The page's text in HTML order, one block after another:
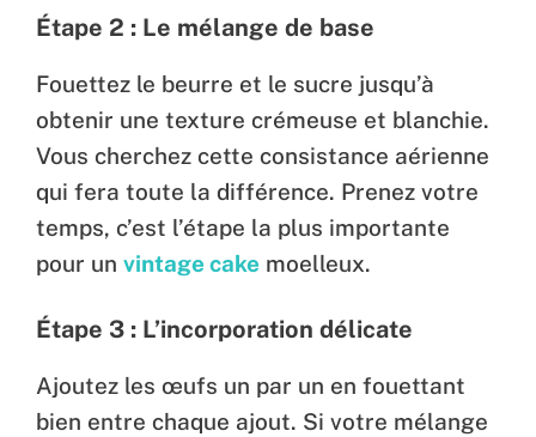
Étape 2 : Le mélange de base
Fouettez le beurre et le sucre jusqu’à
obtenir une texture crémeuse et blanchie.
Vous cherchez cette consistance aérienne
qui fera toute la différence. Prenez votre
temps, c’est l’étape la plus importante
pour un vintage cake moelleux.
Étape 3 : L’incorporation délicate
Ajoutez les œufs un par un en fouettant
bien entre chaque ajout. Si votre mélange